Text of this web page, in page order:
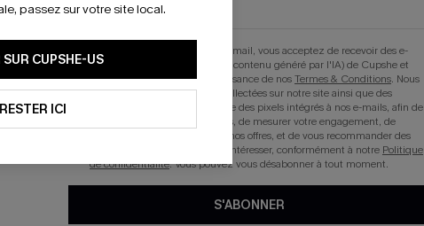
passez sur votre site local.
SUR CUPSHE-US
RESTER ICI
En soumettant votre adresse e-mail, vous acceptez de recevoir des e-
mails marketing (y compris du contenu généré par l'IA) de Cupshe et
reconnaissez avoir pris connaissance de nosTermes & Conditions. Nous
pouvons utiliser les données collectées sur notre site ainsi que des
technologies de suivi, telles que des pixels intégrés à nos e-mails, afin de
savoir si ceux-ci ont été ouverts, de mesurer votre engagement, de
personnaliser nos contenus et nos offres, et de vous recommander des
produits susceptibles de vous intéresser, conformément à notre Politique
de confidentialité. Vous pouvez vous désabonner à tout moment.
S'ABONNER